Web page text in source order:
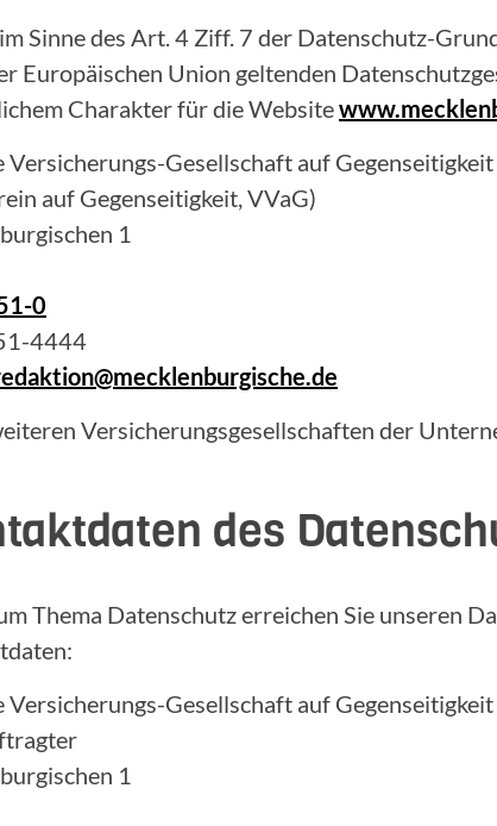
Sinne des Art. 4 Ziff. 7 der Datenschutz-
Europäischen Union geltenden
Charakter für die Website
Versicherungs-Gesellschaft auf Gegenseitigkeit
auf Gegenseitigkeit, VVaG)
1
0
4444
Versicherungsgesellschaften der
des
Thema Datenschutz erreichen Sie unseren
Versicherungs-Gesellschaft auf Gegenseitigkeit
1